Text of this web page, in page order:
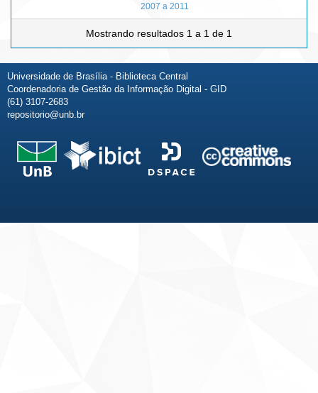
2007 a 2011
Mostrando resultados 1 a 1 de 1
Universidade de Brasília - Biblioteca Central
Coordenadoria de Gestão da Informação Digital - GID
(61) 3107-2683
repositorio@unb.br